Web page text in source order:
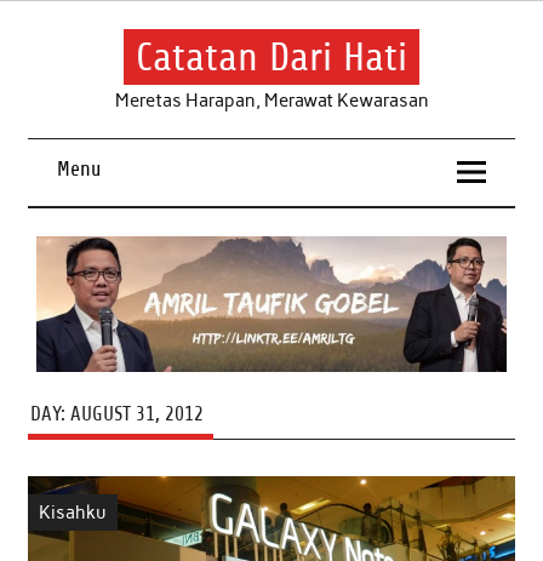
Skip
Catatan Dari Hati
Meretas Harapan, Merawat Kewarasan
Menu
DAY: AUGUST 31, 2012
Kisahku